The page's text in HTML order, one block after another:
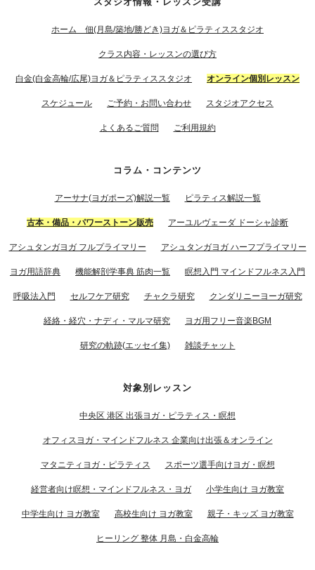
ホーム 佃(月島/築地/勝どき)ヨガ＆ピラティススタジオ
クラス内容・レッスンの選び方
白金(白金高輪/広尾)ヨガ＆ピラティススタジオ オンライン個別レッスン
スケジュール ご予約・お問い合わせ スタジオアクセス
よくあるご質問 ご利用規約
コラム・コンテンツ
アーサナ(ヨガポーズ)解説一覧 ピラティス解説一覧
古本・備品・パワーストーン販売 アーユルヴェーダ ドーシャ診断
アシュタンガヨガ フルプライマリー アシュタンガヨガ ハーフプライマリー
ヨガ用語辞典 機能解剖学事典 筋肉一覧 瞑想入門 マインドフルネス入門
呼吸法入門 セルフケア研究 チャクラ研究 クンダリニーヨーガ研究
経絡・経穴・ナディ・マルマ研究 ヨガ用フリー音楽BGM
研究の軌跡(エッセイ集) 雑談チャット
対象別レッスン
中央区 港区 出張ヨガ・ピラティス・瞑想
オフィスヨガ・マインドフルネス 企業向け出張＆オンライン
マタニティヨガ・ピラティス スポーツ選手向けヨガ・瞑想
経営者向け瞑想・マインドフルネス・ヨガ 小学生向け ヨガ教室
中学生向け ヨガ教室 高校生向け ヨガ教室 親子・キッズ ヨガ教室
ヒーリング 整体 月島・白金高輪